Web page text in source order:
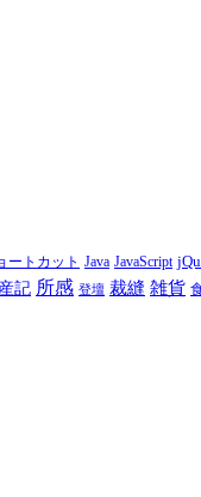
ートカット Java JavaScript
記 所感 登壇 裁縫 雑貨